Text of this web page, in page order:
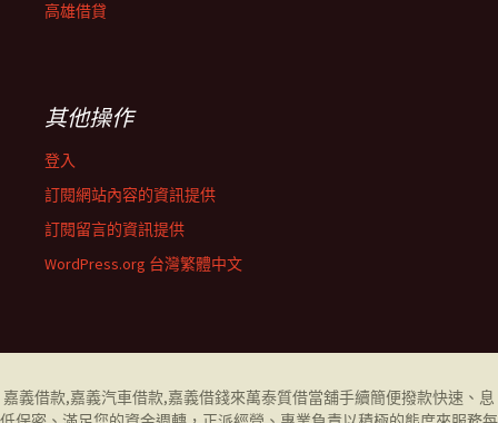
高雄借貸
其他操作
登入
訂閱網站內容的資訊提供
訂閱留言的資訊提供
WordPress.org 台灣繁體中文
嘉義借款,嘉義汽車借款,嘉義借錢來萬泰質借當舖手續簡便撥款快速、息